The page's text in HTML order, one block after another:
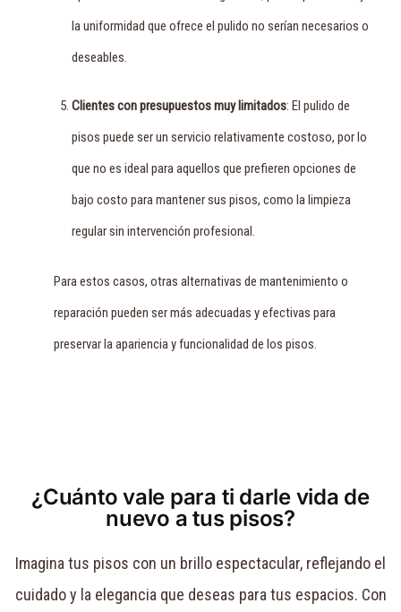
la uniformidad que ofrece el pulido no serían necesarios o
deseables.
Clientes con presupuestos muy limitados: El pulido de
pisos puede ser un servicio relativamente costoso, por lo
que no es ideal para aquellos que prefieren opciones de
bajo costo para mantener sus pisos, como la limpieza
regular sin intervención profesional.
Para estos casos, otras alternativas de mantenimiento o
reparación pueden ser más adecuadas y efectivas para
preservar la apariencia y funcionalidad de los pisos.
¿Cuánto vale para ti darle vida de
nuevo a tus pisos?
Imagina tus pisos con un brillo espectacular, reflejando el
cuidado y la elegancia que deseas para tus espacios. Con